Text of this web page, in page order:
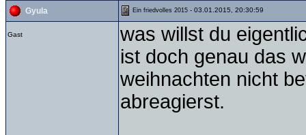
Gyula Ein friedvolles 2015 - 03.01.2015, 20:30:59
Gast
was willst du
ist doch genau das
weihnachten nicht
abreagierst.